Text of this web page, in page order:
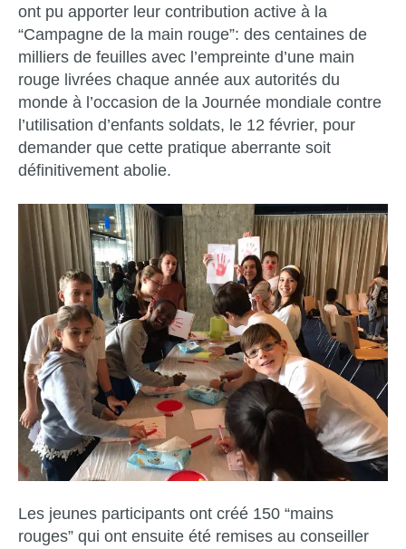
ont pu apporter leur contribution active à la
“Campagne de la main rouge”: des centaines de
milliers de feuilles avec l’empreinte d’une main
rouge livrées chaque année aux autorités du
monde à l’occasion de la Journée mondiale contre
l’utilisation d’enfants soldats, le 12 février, pour
demander que cette pratique aberrante soit
définitivement abolie.
Les jeunes participants ont créé 150 “mains
rouges” qui ont ensuite été remises au conseiller